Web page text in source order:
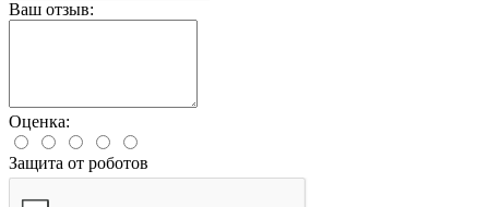
Ваш отзыв:
Оценка:
Защита от роботов